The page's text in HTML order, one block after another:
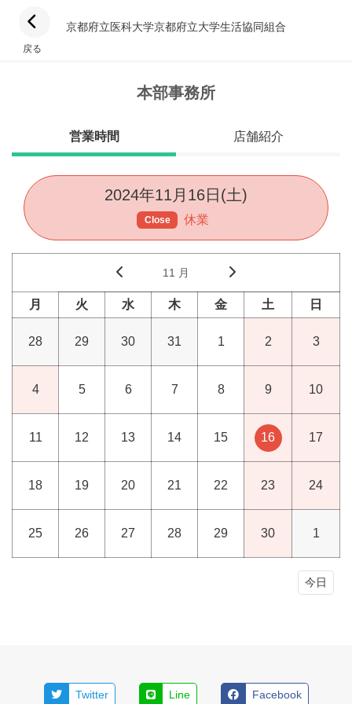
戻る
京都府立医科大学京都府立大学生活協同組合
本部事務所
営業時間 店舗紹介
2024年11月16日(土)
Close 休業
11 月
月 火 水 木 金 土 日
28 29 30 31 1 2 3
4 5 6 7 8 9 10
11 12 13 14 15 16 17
18 19 20 21 22 23 24
25 26 27 28 29 30 1
今日
Twitter Line Facebook